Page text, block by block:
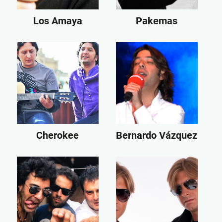
Los Amaya Pakemas
Cherokee Bernardo Vázquez